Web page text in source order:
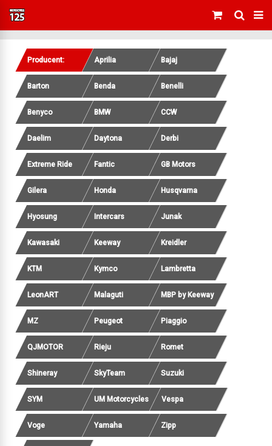
Producent: Aprilia Bajaj
Barton Benda Benelli
Benyco BMW CCW
Daelim Daytona Derbi
Extreme Ride Fantic GB Motors
Gilera Honda Husqvarna
Hyosung Intercars Junak
Kawasaki Keeway Kreidler
KTM Kymco Lambretta
LeonART Malaguti MBP by Keeway
MZ Peugeot Piaggio
QJMOTOR Rieju Romet
Shineray SkyTeam Suzuki
SYM UM Motorcycles Vespa
Voge Yamaha Zipp